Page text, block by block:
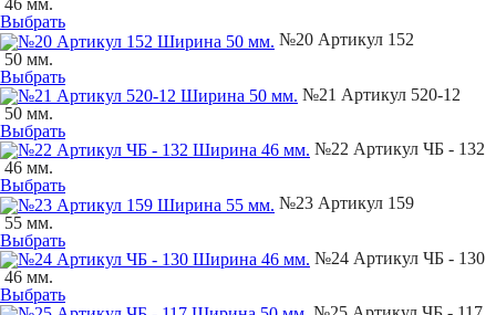
46 мм.
Выбрать
№20 Артикул 152
50 мм.
Выбрать
№21 Артикул 520-12
50 мм.
Выбрать
№22 Артикул ЧБ - 132
46 мм.
Выбрать
№23 Артикул 159
55 мм.
Выбрать
№24 Артикул ЧБ - 130
46 мм.
Выбрать